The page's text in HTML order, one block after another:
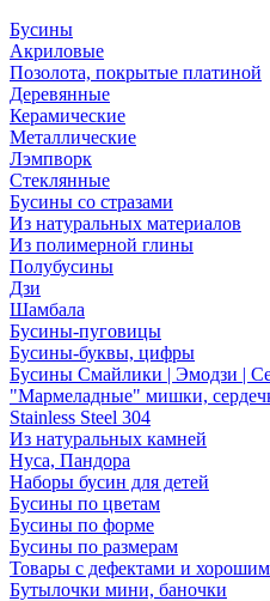
Бусины
Акриловые
Позолота, покрытые платиной
Деревянные
Керамические
Металлические
Лэмпворк
Стеклянные
Бусины со стразами
Из натуральных материалов
Из полимерной глины
Полубусины
Дзи
Шамбала
Бусины-пуговицы
Бусины-буквы, цифры
Бусины Смайлики | Эмодзи |
"Мармеладные" мишки,
Stainless Steel 304
Из натуральных камней
Нуса, Пандора
Наборы бусин для детей
Бусины по цветам
Бусины по форме
Бусины по размерам
Товары с дефектами и
Бутылочки мини, баночки